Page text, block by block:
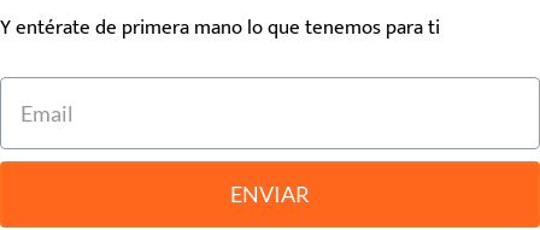
Y entérate de primera mano lo que tenemos para ti
ENVIAR